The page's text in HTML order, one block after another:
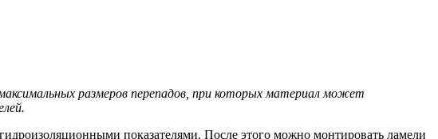
размеров перепадов, при которых материал может
показателями. После этого можно монтировать ламели